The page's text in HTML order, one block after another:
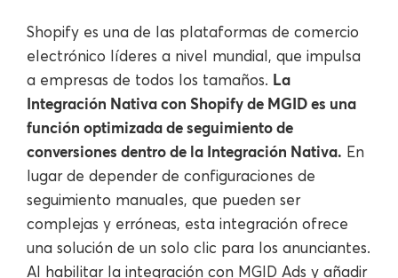
Shopify es una de las plataformas de comercio
electrónico líderes a nivel mundial, que impulsa
a empresas de todos los tamaños. La
Integración Nativa con Shopify de MGID es una
función optimizada de seguimiento de
conversiones dentro de la Integración Nativa. En
lugar de depender de configuraciones de
seguimiento manuales, que pueden ser
complejas y erróneas, esta integración ofrece
una solución de un solo clic para los anunciantes.
Al habilitar la integración con MGID Ads y añadir